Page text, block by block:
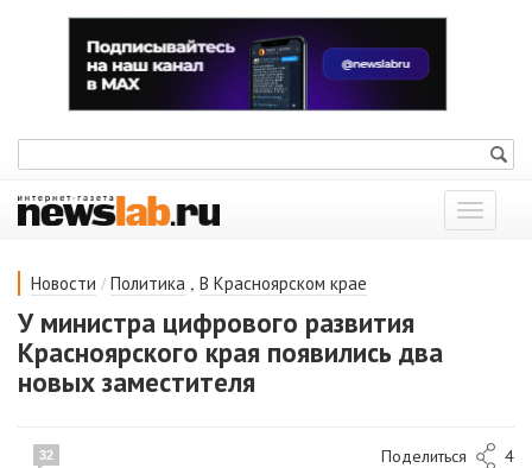
Показать
меню
Новости / Политика , В Красноярском крае
У министра цифрового развития
Красноярского края появились два
новых заместителя
32 Поделиться 4